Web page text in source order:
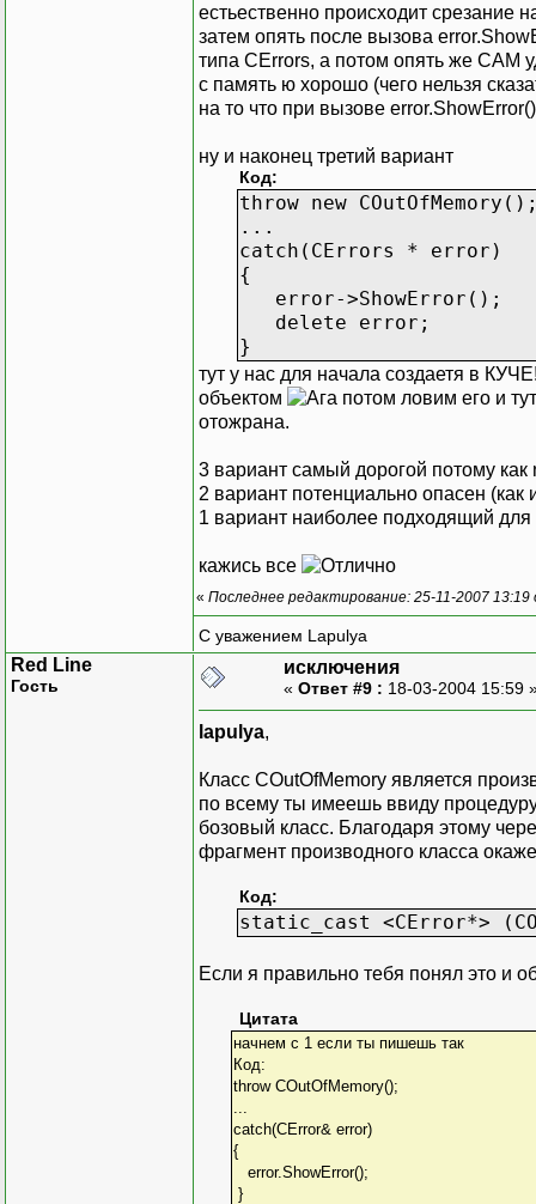
естьественно происходит срезание
затем опять после вызова
типа CErrors, а потом опять же САМ
с память ю хорошо (чего нельзя
на то что при вызове
ну и наконец третий вариант
Код:
throw new
...
catch(CErrors * error)
{
error->ShowError();
delete error;
}
тут у нас для начала создаетя в
объектом
потом ловим его и
отожрана.
3 вариант самый дорогой потому
2 вариант потенциально опасен
1 вариант наиболее подходящий для
кажись все
« Последнее редактирование: 25-11-2007 13:19
С уважением Lapulya
Red Line
Гость
исключения
« Ответ #9 : 18-03-2004 15:59
lapulya,
Класс COutOfMemory является
по всему ты имеешь ввиду процедуру
бозовый класс. Благодаря этому
фрагмент производного класса
Код:
static_cast <CError*>
Если я правильно тебя понял это и
Цитата
начнем c 1 если ты пишешь так
Код:
throw COutOfMemory();
catch(CError& error)
{
error.ShowError();
}